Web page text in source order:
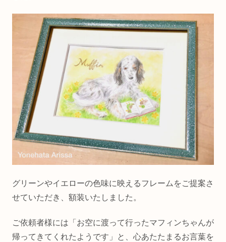
グリーンやイエローの色味に映えるフレームをご提案さ
せていただき、額装いたしました。
ご依頼者様には「お空に渡って行ったマフィンちゃんが
帰ってきてくれたようです」と、心あたたまるお言葉を